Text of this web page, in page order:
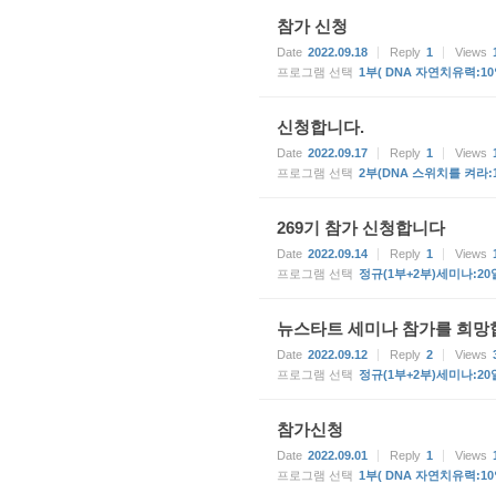
참가 신청
Date 2022.09.18 Reply 1 Views
프로그램 선택 1부( DNA 자연치유력:10
신청합니다.
Date 2022.09.17 Reply 1 Views
프로그램 선택 2부(DNA 스위치를 켜라
269기 참가 신청합니다
Date 2022.09.14 Reply 1 Views
프로그램 선택 정규(1부+2부)세미나:20
뉴스타트 세미나 참가를 희망
Date 2022.09.12 Reply 2 Views
프로그램 선택 정규(1부+2부)세미나:20
참가신청
Date 2022.09.01 Reply 1 Views
프로그램 선택 1부( DNA 자연치유력:10